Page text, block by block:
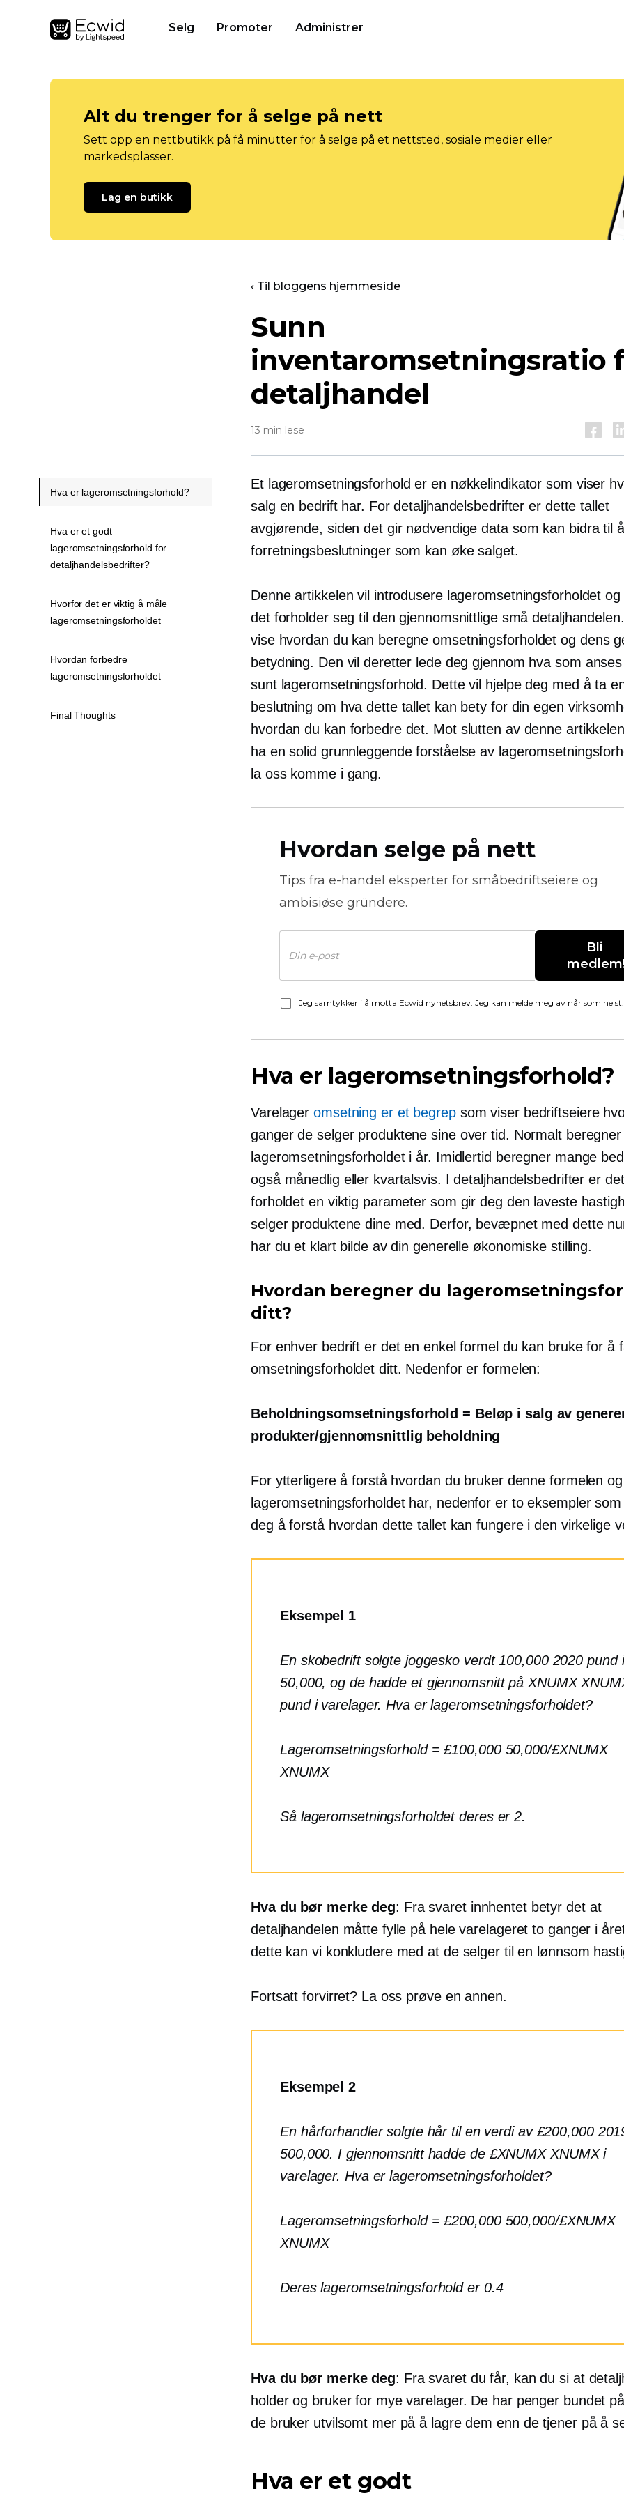
Selg Promoter Administrer
Alt du trenger for å selge på nett
Sett opp en nettbutikk på få minutter for å selge på et nettsted, sosiale medier eller
markedsplasser.
Lag en butikk
‹ Til bloggens hjemmeside
Sunn
inventaromsetningsratio
detaljhandel
13 min lese
Et lageromsetningsforhold er en nøkkelindikator som viser
salg en bedrift har. For detaljhandelsbedrifter er dette tallet
avgjørende, siden det gir nødvendige data som kan bidra til
forretningsbeslutninger som kan øke salget.
Denne artikkelen vil introdusere lageromsetningsforholdet
det forholder seg til den gjennomsnittlige små
vise hvordan du kan beregne omsetningsforholdet og dens
betydning. Den vil deretter lede deg gjennom hva som
sunt lageromsetningsforhold. Dette vil hjelpe deg med å ta
beslutning om hva dette tallet kan bety for din egen
hvordan du kan forbedre det. Mot slutten av denne
ha en solid grunnleggende forståelse av
la oss komme i gang.
Hvordan selge på nett
Tips fra e-handel eksperter for småbedriftseiere og
ambisiøse gründere.
Bli
Jeg samtykker i å motta Ecwid nyhetsbrev. Jeg kan melde meg av når som helst.
Hva er lageromsetningsforhold?
Varelageromsetning er et begrepsom viser bedriftseiere
ganger de selger produktene sine over tid. Normalt
lageromsetningsforholdet i år. Imidlertid beregner mange
også månedlig eller kvartalsvis. I detaljhandelsbedrifter er
forholdet en viktig parameter som gir deg den laveste
selger produktene dine med. Derfor, bevæpnet med dette
har du et klart bilde av din generelle økonomiske stilling.
Hvordan beregner du
ditt?
For enhver bedrift er det en enkel formel du kan bruke for å
omsetningsforholdet ditt. Nedenfor er formelen:
Beholdningsomsetningsforhold = Beløp i salg av
produkter/gjennomsnittlig beholdning
For ytterligere å forstå hvordan du bruker denne formelen
lageromsetningsforholdet har, nedenfor er to eksempler
deg å forstå hvordan dette tallet kan fungere i den virkelige
Eksempel 1
En skobedrift solgte joggesko verdt 100,000 2020 pund i
50,000, og de hadde et gjennomsnitt på XNUMX
pund i varelager. Hva er lageromsetningsforholdet?
Lageromsetningsforhold = £100,000 50,000/£XNUMX
XNUMX
Så lageromsetningsforholdet deres er 2.
Hva du bør merke deg: Fra svaret innhentet betyr det at
detaljhandelen måtte fylle på hele varelageret to ganger i
dette kan vi konkludere med at de selger til en lønnsom
Fortsatt forvirret? La oss prøve en annen.
Eksempel 2
En hårforhandler solgte hår til en verdi av £200,000
500,000. I gjennomsnitt hadde de £XNUMX XNUMX i
varelager. Hva er lageromsetningsforholdet?
Lageromsetningsforhold = £200,000 500,000/£XNUMX
XNUMX
Deres lageromsetningsforhold er 0.4
Hva du bør merke deg: Fra svaret du får, kan du si at
holder og bruker for mye varelager. De har penger bundet
de bruker utvilsomt mer på å lagre dem enn de tjener på å
Hva er et godt
Hva er lageromsetningsforhold?
Hva er et godt
lageromsetningsforhold for
detaljhandelsbedrifter?
Hvorfor det er viktig å måle
lageromsetningsforholdet
Hvordan forbedre
lageromsetningsforholdet
Final Thoughts